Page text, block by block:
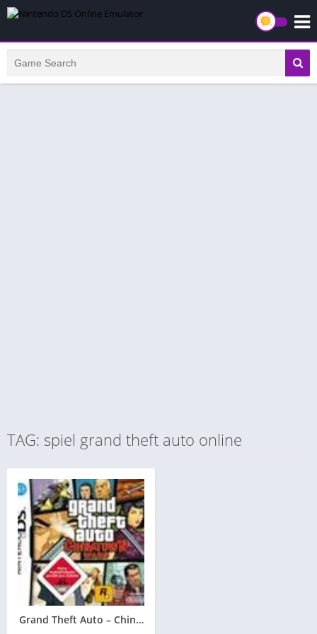
TAG: spiel grand theft auto online
Grand Theft Auto – Chinatown Wars